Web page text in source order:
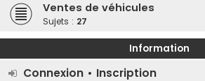
Ventes de véhicules
Sujets : 27
Information
Connexion • Inscription